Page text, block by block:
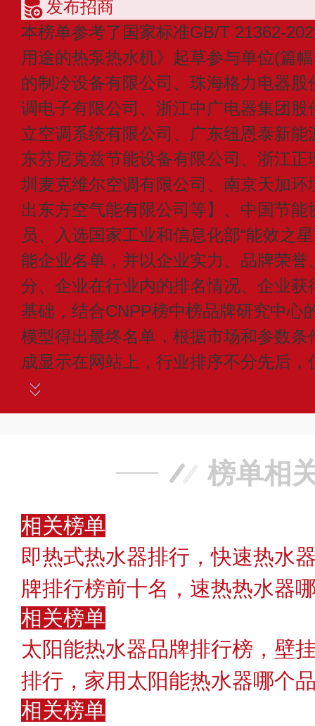
发布招商
本榜单参考了国家标准GB/T 21362-
用途的热泵热水机》起草参与单位(篇
的制冷设备有限公司、珠海格力电器
调电子有限公司、浙江中广电器集团
立空调系统有限公司、广东纽恩泰新
东芬尼克兹节能设备有限公司、浙江
圳麦克维尔空调有限公司、南京天加
出东方空气能有限公司等】、中国节
员、入选国家工业和信息化部“能效之
能企业名单，并以企业实力、品牌荣
分、企业在行业内的排名情况、企业
基础，结合CNPP榜中榜品牌研究中心
模型得出最终名单，根据市场和参数
成显示在网站上，行业排序不分先后，
榜单相
相关榜单
即热式热水器排行，快速热水
牌排行榜前十名，速热热水器
相关榜单
太阳能热水器品牌排行榜，壁
排行，家用太阳能热水器哪个
相关榜单